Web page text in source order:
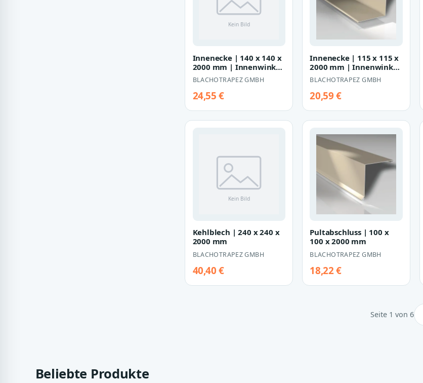
Innenecke | 140 x 140 x
2000 mm | Innenwinkel
90°
BLACHOTRAPEZ GMBH
24,55 €
Innenecke | 115 x 115 x
2000 mm | Innenwinkel
90°
BLACHOTRAPEZ GMBH
20,59 €
Kehlblech | 240 x 240 x
2000 mm
BLACHOTRAPEZ GMBH
40,40 €
Pultabschluss | 100 x
100 x 2000 mm
BLACHOTRAPEZ GMBH
18,22 €
Seite 1 von 6
Beliebte Produkte